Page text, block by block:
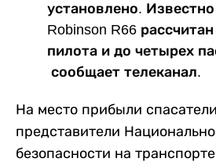
установлено.
Robinson R66
пилота и до четырех
сообщает телеканал.
На место прибыли
представители
безопасности на